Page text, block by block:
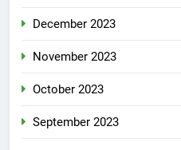
December 2023
November 2023
October 2023
September 2023